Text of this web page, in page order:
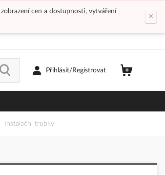
cen a dostupnosti, vytváření
×
Přihlásit/Registrovat
Instalační trubky